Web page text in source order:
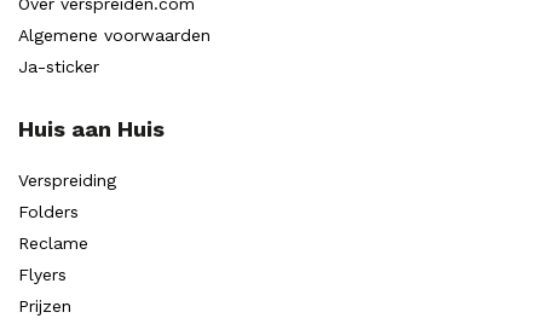
Over verspreiden.com
Algemene voorwaarden
Ja-sticker
Huis aan Huis
Verspreiding
Folders
Reclame
Flyers
Prijzen